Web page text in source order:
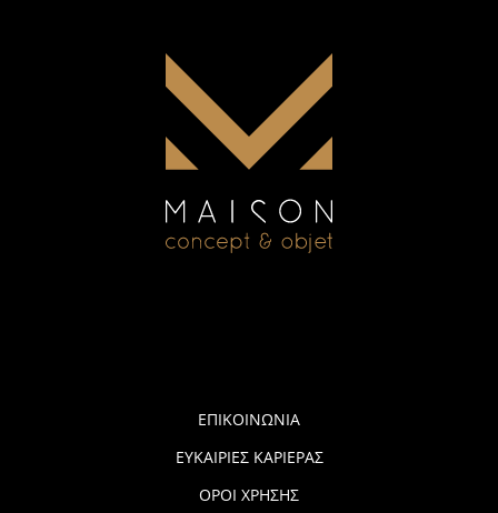
ΕΠΙΚΟΙΝΩΝΙΑ
ΕΥΚΑΙΡΙΕΣ ΚΑΡΙΕΡΑΣ
ΟΡΟΙ ΧΡΗΣΗΣ